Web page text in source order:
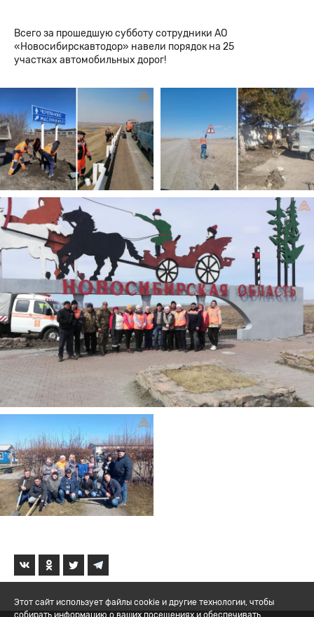
Всего за прошедшую субботу сотрудники АО
«Новосибирскавтодор» навели порядок на 25
участках автомобильных дорог!
Этот сайт использует файлы cookie и другие технологии, чтобы
собирать информацию о ваших посещениях и обеспечивать